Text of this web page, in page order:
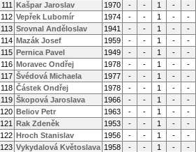
111 Kašpar Jaroslav 1970 - - 1 -
-
112 Vepřek Lubomír 1974 - - 1 -
-
113 Srovnal Anděloslav 1941 - - 1 -
-
114 Mazák Josef 1959 - - 1 -
-
115 Pernica Pavel 1949 - - 1 -
-
116 Moravec Ondřej 1978 - - 1 -
-
117 Švédová Michaela 1977 - - 1 -
-
118 Částek Ondřej 1978 - - 1 -
-
119 Škopová Jaroslava 1966 - - 1 -
-
120 Beliov Petr 1963 - - 1 -
-
121 Rak Zdeněk 1953 - - 1 -
-
122 Hroch Stanislav 1956 - - 1 -
-
123 Vykydalová Květoslava 1958 - - 1 -
-